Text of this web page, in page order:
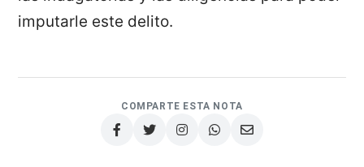
imputarle este delito.
COMPARTE ESTA NOTA